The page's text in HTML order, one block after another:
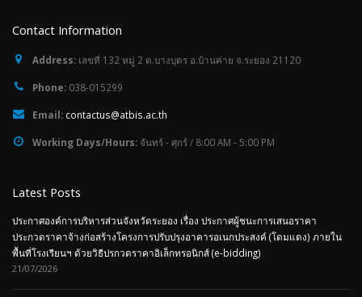
Contact Information
Address: เลขที่ 132 หมู่ 2 ต.บางบุตร อ.บ้านค่าย จ.ระยอง 21120
Phone: 038-015299
Email: contactus@atbis.ac.th
Working Days/Hours: จันทร์ - ศุกร์ / 8:00 AM - 5:00 PM
Latest Posts
ประกาศองค์การบริหารส่วนจังหวัดระยอง เรื่อง ประกาศผู้ชนะการเสนอราคา
ประกวดราคาจ้างก่อสร้างโครงการปรับปรุงอาคารอเนกประสงค์ (โดมแดง) ภายใน
พื้นที่โรงเรียนฯ ด้วยวิธีปรกวดราคาอิเล็กทรอนิกส์ (e-bidding)
21/07/2026